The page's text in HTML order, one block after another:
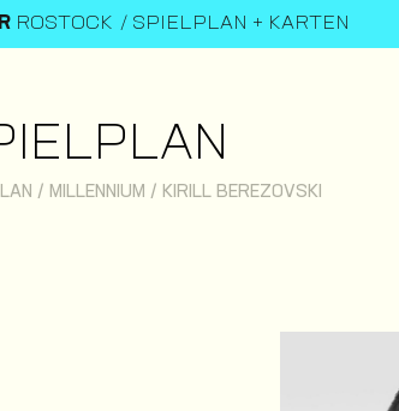
ROSTOCK SPIELPLAN + KARTEN
/ MILLENNIUM / KIRILL BEREZOVSKI